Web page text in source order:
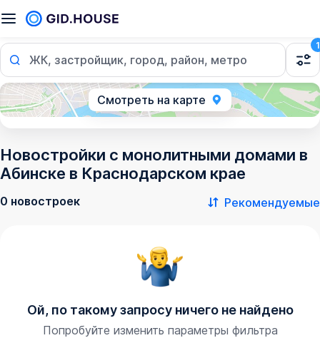
ЖК, застройщик, город, район, метро
1
Смотреть на карте
Новостройки с монолитными домами в
Абинске в Краснодарском крае
0 новостроек Рекомендуемые
Ой, по такому запросу ничего не найдено
Попробуйте изменить параметры фильтра